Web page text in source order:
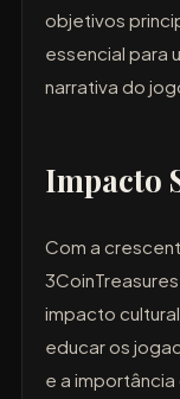
objetivos
essencial para
narrativa do
Impacto
Com a
impacto
educar os
e a